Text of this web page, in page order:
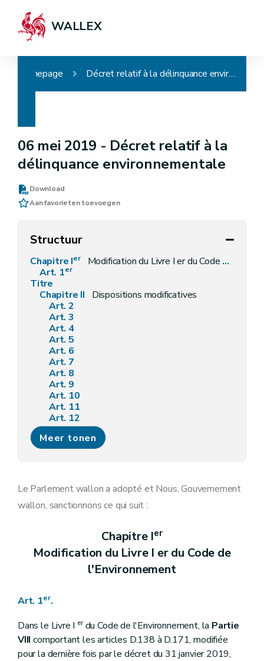
WALLEX
Homepage Décret relatif à la délinquance environnementale
06 mei 2019 - Décret relatif à la
délinquance environnementale
Download
Aan favorieten toevoegen
Structuur
Chapitre Ier
Modification du Livre I er du Code de l'Environnement
Art. 1er
Titre
Chapitre II
Dispositions modificatives
Art. 2
Art. 3
Art. 4
Art. 5
Art. 6
Art. 7
Art. 8
Art. 9
Art. 10
Art. 11
Art. 12
Art. 13
Art. 14
Art. 15
Art. 18
Art. 20
Art. 24
Art. 27
Art. 29
Art. 30
Meer tonen
Le Parlement wallon a adopté et Nous, Gouvernement
wallon, sanctionnons ce qui suit :
Chapitre Ier
Modification du Livre I er du Code de
l'Environnement
Art. 1er.
Dans le Livre I erdu Code de l'Environnement, la Partie
VIII comportant les articles D.138 à D.171, modifiée
pour la dernière fois par le décret du 31 janvier 2019,